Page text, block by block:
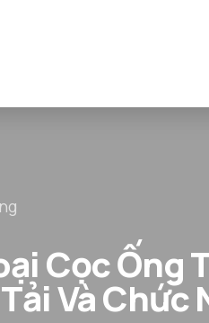
Cọc Ống
Và Chức